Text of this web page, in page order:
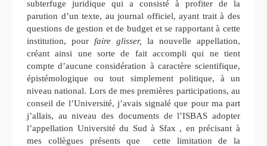
subterfuge juridique qui a consisté à profiter de la
parution d’un texte, au journal officiel, ayant trait à des
questions de gestion et de budget et se rapportant à cette
institution, pour faire glisser,
la nouvelle appellation,
créant ainsi une sorte de fait accompli qui ne tient
compte d’aucune considération à caractère scientifique,
épistémologique ou tout simplement politique, à un
niveau national. Lors de mes premières participations, au
conseil de l’Université, j’avais signalé que pour ma part
j’allais, au niveau des documents de l’ISBAS adopter
l’appellation Université du Sud à Sfax , en précisant à
mes collègues présents que cette limitation de la